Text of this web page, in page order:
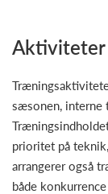
sæsonen, interne
prioritet på
arrangerer også
både